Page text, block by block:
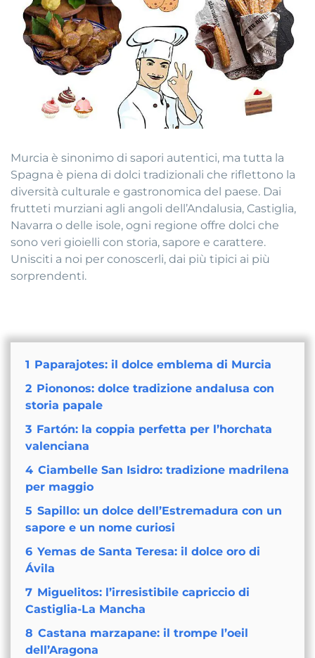
Murcia è sinonimo di sapori autentici, ma tutta la
Spagna è piena di dolci tradizionali che riflettono la
diversità culturale e gastronomica del paese. Dai
frutteti murziani agli angoli dell’Andalusia, Castiglia,
Navarra o delle isole, ogni regione offre dolci che
sono veri gioielli con storia, sapore e carattere.
Unisciti a noi per conoscerli, dai più tipici ai più
sorprendenti.
1 Paparajotes: il dolce emblema di Murcia
2 Piononos: dolce tradizione andalusa con
storia papale
3 Fartón: la coppia perfetta per l’horchata
valenciana
4 Ciambelle San Isidro: tradizione madrilena
per maggio
5 Sapillo: un dolce dell’Estremadura con un
sapore e un nome curiosi
6 Yemas de Santa Teresa: il dolce oro di
Ávila
7 Miguelitos: l’irresistibile capriccio di
Castiglia-La Mancha
8 Castana marzapane: il trompe l’oeil
dell’Aragona